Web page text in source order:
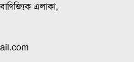
এলাকা,